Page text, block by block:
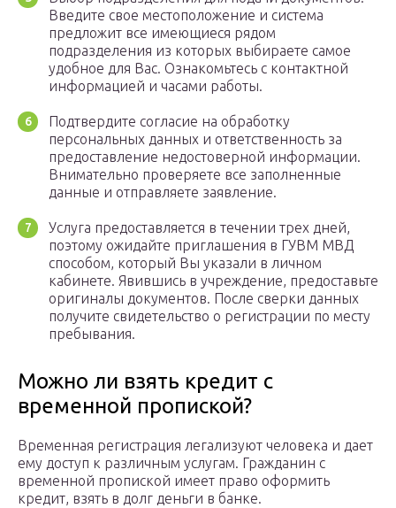
Введите свое местоположение и система
предложит все имеющиеся рядом
подразделения из которых выбираете самое
удобное для Вас. Ознакомьтесь с контактной
информацией и часами работы.
Подтвердите согласие на обработку
персональных данных и ответственность за
предоставление недостоверной информации.
Внимательно проверяете все заполненные
данные и отправляете заявление.
Услуга предоставляется в течении трех дней,
поэтому ожидайте приглашения в ГУВМ МВД
способом, который Вы указали в личном
кабинете. Явившись в учреждение, предоставьте
оригиналы документов. После сверки данных
получите свидетельство о регистрации по месту
пребывания.
Можно ли взять кредит с
временной пропиской?
Временная регистрация легализуют человека и дает
ему доступ к различным услугам. Гражданин с
временной пропиской имеет право оформить
кредит, взять в долг деньги в банке.